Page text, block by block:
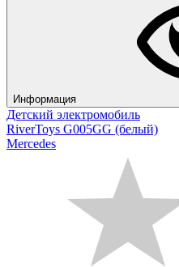
Информация
Детский электромобиль
RiverToys G005GG (белый)
Mercedes